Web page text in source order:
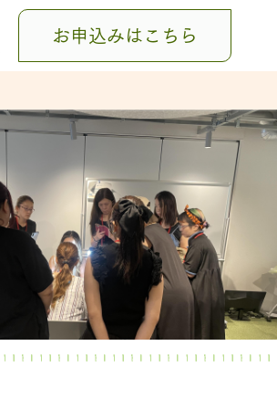
お申込みはこちら